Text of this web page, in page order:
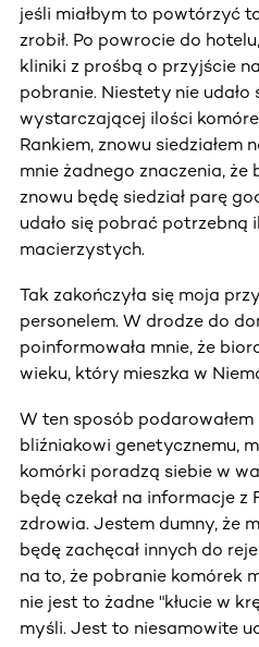
jeśli miałbym to powtórzyć
zrobił. Po powrocie do
kliniki z prośbą o przyjście
pobranie. Niestety nie udało
wystarczającej ilości
Rankiem, znowu siedziałem
mnie żadnego znaczenia, że
znowu będę siedział parę
udało się pobrać potrzebną
macierzystych.
Tak zakończyła się moja
personelem. W drodze do
poinformowała mnie, że
wieku, który mieszka w
W ten sposób
bliźniakowi genetycznemu,
komórki poradzą siebie w
będę czekał na informacje
zdrowia. Jestem dumny, że
będę zachęcał innych do
na to, że pobranie komórek
nie jest to żadne "kłucie w
myśli. Jest to niesamowite